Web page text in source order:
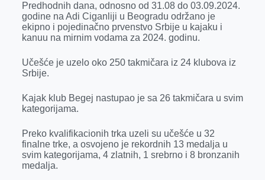
b
o
o
e
n
g
e
d
I
n
r
s
A
p
p
l
Predhodnih dana, odnosno od 31.08 do 03.09.2024.
godine na Adi Ciganliji u Beogradu održano je
ekipno i pojedinačno prvenstvo Srbije u kajaku i
kanuu na mirnim vodama za 2024. godinu.
Učešće je uzelo oko 250 takmičara iz 24 klubova iz
Srbije.
Kajak klub Begej nastupao je sa 26 takmičara u svim
kategorijama.
Preko kvalifikacionih trka uzeli su učešće u 32
finalne trke, a osvojeno je rekordnih 13 medalja u
svim kategorijama, 4 zlatnih, 1 srebrno i 8 bronzanih
medalja.